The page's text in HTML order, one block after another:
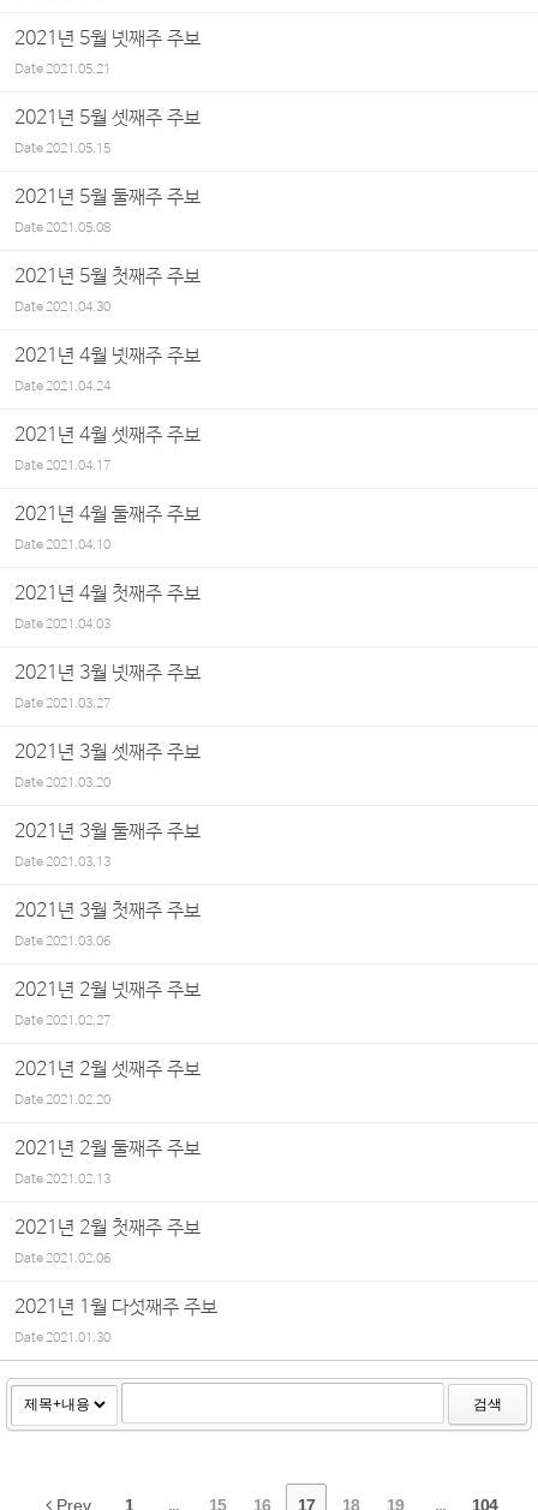
2021년 5월 넷째주 주보
Date2021.05.21
2021년 5월 셋째주 주보
Date2021.05.15
2021년 5월 둘째주 주보
Date2021.05.08
2021년 5월 첫째주 주보
Date2021.04.30
2021년 4월 넷째주 주보
Date2021.04.24
2021년 4월 셋째주 주보
Date2021.04.17
2021년 4월 둘째주 주보
Date2021.04.10
2021년 4월 첫째주 주보
Date2021.04.03
2021년 3월 넷째주 주보
Date2021.03.27
2021년 3월 셋째주 주보
Date2021.03.20
2021년 3월 둘째주 주보
Date2021.03.13
2021년 3월 첫째주 주보
Date2021.03.06
2021년 2월 넷째주 주보
Date2021.02.27
2021년 2월 셋째주 주보
Date2021.02.20
2021년 2월 둘째주 주보
Date2021.02.13
2021년 2월 첫째주 주보
Date2021.02.06
2021년 1월 다섯째주 주보
Date2021.01.30
검색
Prev 1 ... 15 16 17 18 19 ... 104